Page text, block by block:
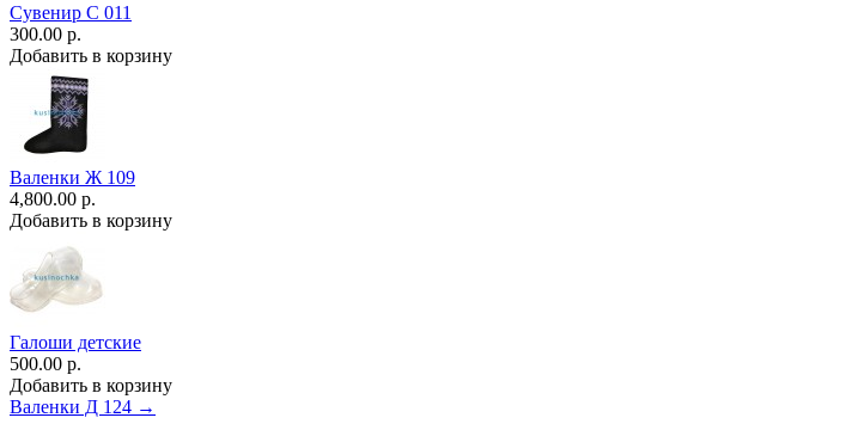
Сувенир С 011
300.00 р.
Добавить в корзину
Валенки Ж 109
4,800.00 р.
Добавить в корзину
Галоши детские
500.00 р.
Добавить в корзину
Валенки Д 124 →